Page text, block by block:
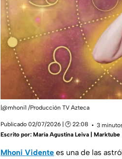
|@mhoni1 /Producción TV Azteca
Publicado 02/07/2026 | 🕑 22:08
3
Escrito por: María Agustina Leiva | Marktube
Mhoni Vidente es una de las